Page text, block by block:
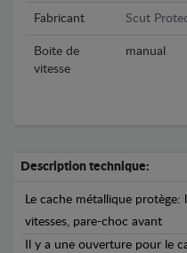
Fabricant Scut
Boite de
vitesse
manual
Description technique:
Le cache métallique
vitesses, pare-choc avant
Il y a une ouverture pour le